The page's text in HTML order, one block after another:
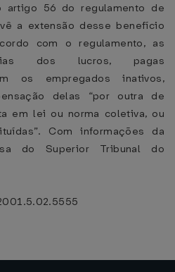
artigo 56 do regulamento de
a extensão desse benefício
com o regulamento, as
dos lucros, pagas
os empregados inativos,
delas “por outra de
em lei ou norma coletiva, ou
Com informações da
do Superior Tribunal do